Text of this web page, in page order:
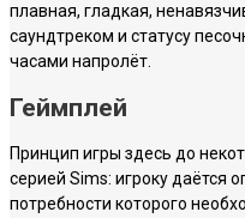
плавная, гладкая,
саундтреком и статусу
часами напролёт.
Геймплей
Принцип игры здесь до
серией Sims: игроку даётся
потребности которого